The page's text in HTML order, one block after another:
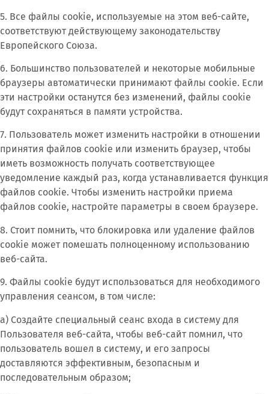
5. Все файлы cookie, используемые на этом веб-сайте,
соответствуют действующему законодательству
Европейского Союза.
6. Большинство пользователей и некоторые мобильные
браузеры автоматически принимают файлы cookie. Если
эти настройки останутся без изменений, файлы cookie
будут сохраняться в памяти устройства.
7. Пользователь может изменить настройки в отношении
принятия файлов cookie или изменить браузер, чтобы
иметь возможность получать соответствующее
уведомление каждый раз, когда устанавливается функция
файлов cookie. Чтобы изменить настройки приема
файлов cookie, настройте параметры в своем браузере.
8. Стоит помнить, что блокировка или удаление файлов
cookie может помешать полноценному использованию
веб-сайта.
9. Файлы cookie будут использоваться для необходимого
управления сеансом, в том числе:
а) Создайте специальный сеанс входа в систему для
Пользователя веб-сайта, чтобы веб-сайт помнил, что
пользователь вошел в систему, и его запросы
доставляются эффективным, безопасным и
последовательным образом;